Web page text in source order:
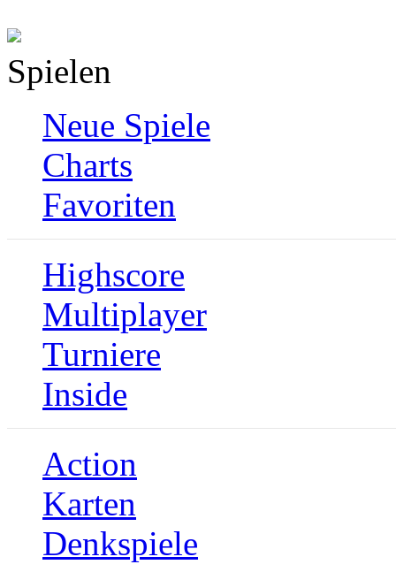
Spielen
Neue Spiele
Charts
Favoriten
Highscore
Multiplayer
Turniere
Inside
Action
Karten
Denkspiele